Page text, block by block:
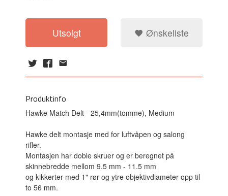
Utsolgt Ønskeliste
Produktinfo
Hawke Match Delt - 25,4mm(tomme), Medium
Hawke delt montasje med for luftvåpen og salong
rifler.
Montasjen har doble skruer og er beregnet på
skinnebredde mellom 9.5 mm - 11.5 mm
og kikkerter med 1" rør og ytre objektivdiameter opp til
to 56 mm.